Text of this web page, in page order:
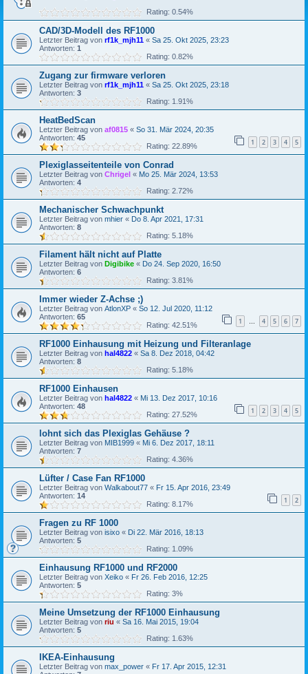
Rating: 0.54%
CAD/3D-Modell des RF1000
Letzter Beitrag von rf1k_mjh11 « Sa 25. Okt 2025, 23:23
Antworten: 1
Rating: 0.82%
Zugang zur firmware verloren
Letzter Beitrag von rf1k_mjh11 « Sa 25. Okt 2025, 23:18
Antworten: 3
Rating: 1.91%
HeatBedScan
Letzter Beitrag von af0815 « So 31. Mär 2024, 20:35
Antworten: 45 1 2 3 4 5
Rating: 22.89%
Plexiglasseitenteile von Conrad
Letzter Beitrag von Chrigel « Mo 25. Mär 2024, 13:53
Antworten: 4
Rating: 2.72%
Mechanischer Schwachpunkt
Letzter Beitrag von mhier « Do 8. Apr 2021, 17:31
Antworten: 8
Rating: 5.18%
Filament hält nicht auf Platte
Letzter Beitrag von Digibike « Do 24. Sep 2020, 16:50
Antworten: 6
Rating: 3.81%
Immer wieder Z-Achse ;)
Letzter Beitrag von AtlonXP « So 12. Jul 2020, 11:12
Antworten: 65 1 … 4 5 6 7
Rating: 42.51%
RF1000 Einhausung mit Heizung und Filteranlage
Letzter Beitrag von hal4822 « Sa 8. Dez 2018, 04:42
Antworten: 8
Rating: 5.18%
RF1000 Einhausen
Letzter Beitrag von hal4822 « Mi 13. Dez 2017, 10:16
Antworten: 48 1 2 3 4 5
Rating: 27.52%
lohnt sich das Plexiglas Gehäuse ?
Letzter Beitrag von MIB1999 « Mi 6. Dez 2017, 18:11
Antworten: 7
Rating: 4.36%
Lüfter / Case Fan RF1000
Letzter Beitrag von Walkabout77 « Fr 15. Apr 2016, 23:49
Antworten: 14 1 2
Rating: 8.17%
Fragen zu RF 1000
Letzter Beitrag von isixo « Di 22. Mär 2016, 18:13
Antworten: 5
Rating: 1.09%
Einhausung RF1000 und RF2000
Letzter Beitrag von Xeiko « Fr 26. Feb 2016, 12:25
Antworten: 5
Rating: 3%
Meine Umsetzung der RF1000 Einhausung
Letzter Beitrag von riu « Sa 16. Mai 2015, 19:04
Antworten: 5
Rating: 1.63%
IKEA-Einhausung
Letzter Beitrag von max_power « Fr 17. Apr 2015, 12:31